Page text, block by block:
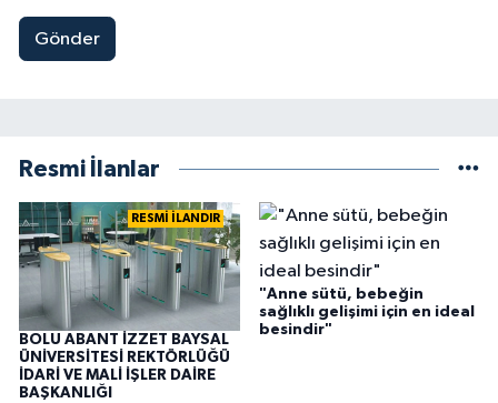
Gönder
Resmi İlanlar
RESMİ İLANDIR
BOLU ABANT İZZET BAYSAL
ÜNİVERSİTESİ REKTÖRLÜĞÜ
İDARİ VE MALİ İŞLER DAİRE
BAŞKANLIĞI
"Anne sütü, bebeğin
sağlıklı gelişimi için en ideal
besindir"